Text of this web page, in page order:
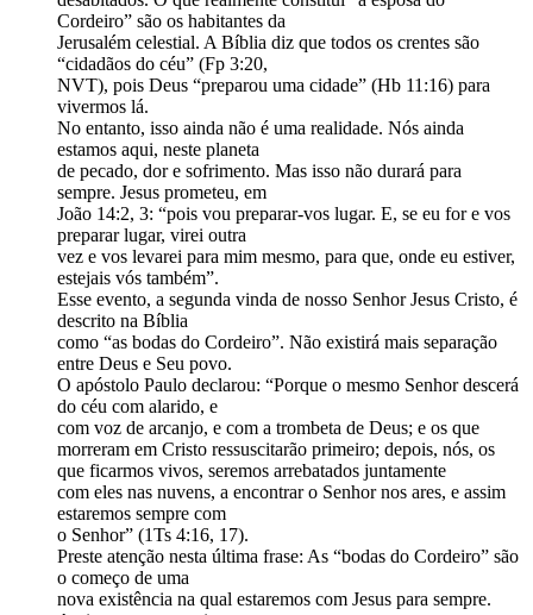
Cordeiro” são os habitantes da
Jerusalém celestial. A Bíblia diz que todos os crentes são
“cidadãos do céu” (Fp 3:20,
NVT), pois Deus “preparou uma cidade” (Hb 11:16) para
vivermos lá.
No entanto, isso ainda não é uma realidade. Nós ainda
estamos aqui, neste planeta
de pecado, dor e sofrimento. Mas isso não durará para
sempre. Jesus prometeu, em
João 14:2, 3: “pois vou preparar-vos lugar. E, se eu for e vos
preparar lugar, virei outra
vez e vos levarei para mim mesmo, para que, onde eu estiver,
estejais vós também”.
Esse evento, a segunda vinda de nosso Senhor Jesus Cristo, é
descrito na Bíblia
como “as bodas do Cordeiro”. Não existirá mais separação
entre Deus e Seu povo.
O apóstolo Paulo declarou: “Porque o mesmo Senhor descerá
do céu com alarido, e
com voz de arcanjo, e com a trombeta de Deus; e os que
morreram em Cristo ressuscitarão primeiro; depois, nós, os
que ficarmos vivos, seremos arrebatados juntamente
com eles nas nuvens, a encontrar o Senhor nos ares, e assim
estaremos sempre com
o Senhor” (1Ts 4:16, 17).
Preste atenção nesta última frase: As “bodas do Cordeiro” são
o começo de uma
nova existência na qual estaremos com Jesus para sempre.